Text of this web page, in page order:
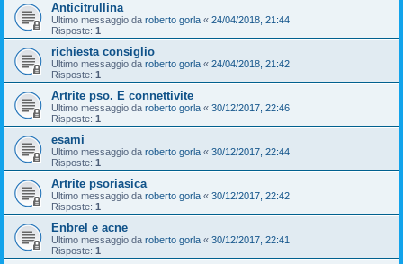
Anticitrullina
Ultimo messaggio da roberto gorla « 24/04/2018, 21:44
Risposte: 1
richiesta consiglio
Ultimo messaggio da roberto gorla « 24/04/2018, 21:42
Risposte: 1
Artrite pso. E connettivite
Ultimo messaggio da roberto gorla « 30/12/2017, 22:46
Risposte: 1
esami
Ultimo messaggio da roberto gorla « 30/12/2017, 22:44
Risposte: 1
Artrite psoriasica
Ultimo messaggio da roberto gorla « 30/12/2017, 22:42
Risposte: 1
Enbrel e acne
Ultimo messaggio da roberto gorla « 30/12/2017, 22:41
Risposte: 1